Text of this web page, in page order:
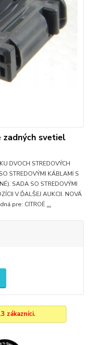
zadných svetiel
DVOCH STREDOVÝCH
STREDOVÝMI KÁBLAMI S
SADA SO STREDOVÝMI
V ĎALŠEJ AUKCII. NOVÁ
pre: CITROË ...
zákazníci.